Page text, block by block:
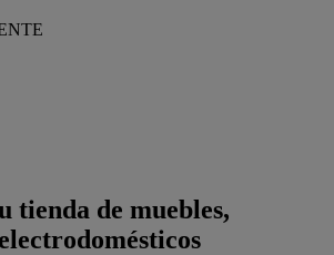
tienda de muebles,